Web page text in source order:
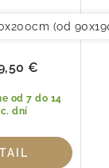
(od
od 7 do 14
dní
€